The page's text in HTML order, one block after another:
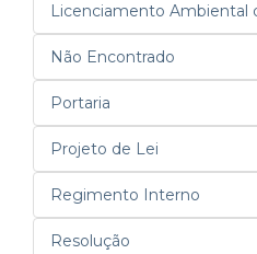
Licenciamento Ambiental
Não Encontrado
Portaria
Projeto de Lei
Regimento Interno
Resolução